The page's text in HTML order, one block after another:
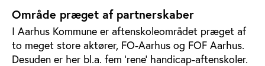
Område præget af partnerskaber
I Aarhus Kommune er aftenskoleområdet præget af
to meget store aktører, FO-Aarhus og FOF Aarhus.
Desuden er her bl.a. fem ’rene’ handicap-aftenskoler.